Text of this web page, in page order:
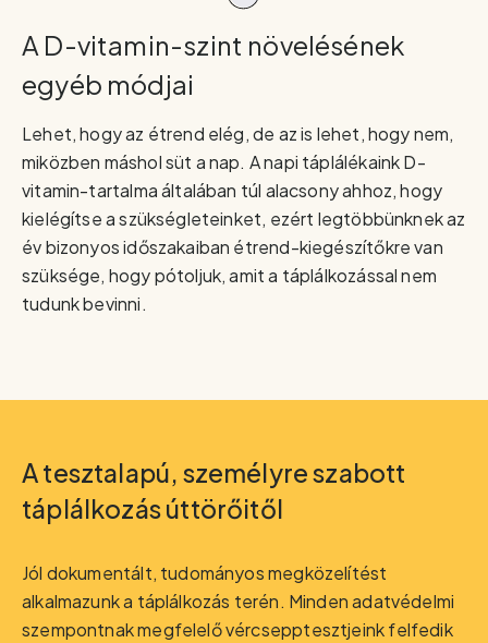
A D-vitamin-szint növelésének
egyéb módjai
Lehet, hogy az étrend elég, de az is lehet, hogy nem,
miközben máshol süt a nap. A napi táplálékaink D-
vitamin-tartalma általában túl alacsony ahhoz, hogy
kielégítse a szükségleteinket, ezért legtöbbünknek az
év bizonyos időszakaiban étrend-kiegészítőkre van
szüksége, hogy pótoljuk, amit a táplálkozással nem
tudunk bevinni.
A tesztalapú, személyre szabott
táplálkozás úttörőitől
Jól dokumentált, tudományos megközelítést
alkalmazunk a táplálkozás terén. Minden adatvédelmi
szempontnak megfelelő vércsepptesztjeink felfedik